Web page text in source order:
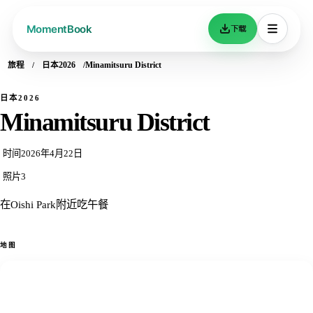
下载
旅程 日本2026 Minamitsuru District
日本2026
Minamitsuru District
时间 2026年4月22日
照片3
在Oishi Park附近吃午餐
地图